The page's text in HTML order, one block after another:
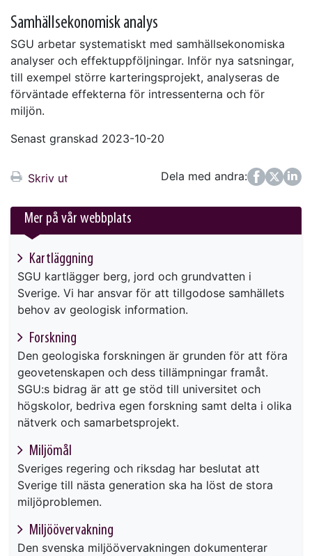
Samhällsekonomisk analys
SGU arbetar systematiskt med samhällsekonomiska
analyser och effektuppföljningar. Inför nya satsningar,
till exempel större karteringsprojekt, analyseras de
förväntade effekterna för intressenterna och för
miljön.
Senast granskad 2023-10-20
Skriv ut Dela med andra:
FacebookTwitter
LinkedIn
Mer på vår webbplats
Kartläggning
SGU kartlägger berg, jord och grundvatten i
Sverige. Vi har ansvar för att tillgodose samhällets
behov av geologisk information.
Forskning
Den geologiska forskningen är grunden för att föra
geovetenskapen och dess tillämpningar framåt.
SGU:s bidrag är att ge stöd till universitet och
högskolor, bedriva egen forskning samt delta i olika
nätverk och samarbetsprojekt.
Miljömål
Sveriges regering och riksdag har beslutat att
Sverige till nästa generation ska ha löst de stora
miljöproblemen.
Miljöövervakning
Den svenska miljöövervakningen dokumenterar